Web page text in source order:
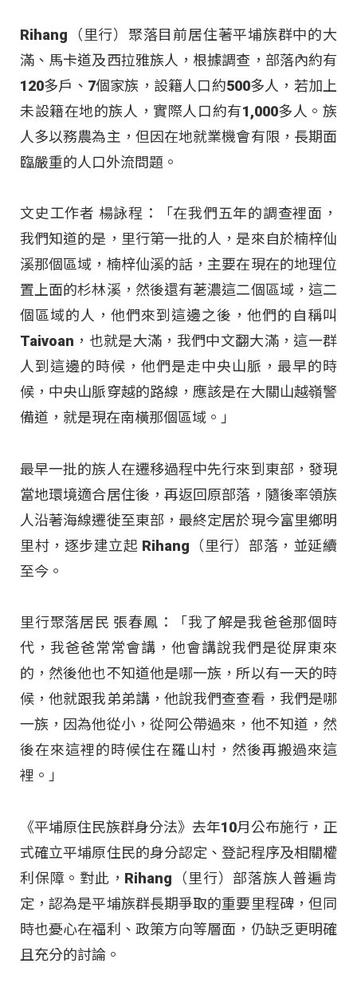
Rihang（里行）聚落目前居住著平埔族群中的大
滿、馬卡道及西拉雅族人，根據調查，部落內約有
120多戶、7個家族，設籍人口約500多人，若加上
未設籍在地的族人，實際人口約有1,000多人。族
人多以務農為主，但因在地就業機會有限，長期面
臨嚴重的人口外流問題。
文史工作者 楊詠程：「在我們五年的調查裡面，
我們知道的是，里行第一批的人，是來自於楠梓仙
溪那個區域，楠梓仙溪的話，主要在現在的地理位
置上面的杉林溪，然後還有荖濃這二個區域，這二
個區域的人，他們來到這邊之後，他們的自稱叫
Taivoan，也就是大滿，我們中文翻大滿，這一群
人到這邊的時候，他們是走中央山脈，最早的時
候，中央山脈穿越的路線，應該是在大關山越嶺警
備道，就是現在南橫那個區域。」
最早一批的族人在遷移過程中先行來到東部，發現
當地環境適合居住後，再返回原部落，隨後率領族
人沿著海線遷徙至東部，最終定居於現今富里鄉明
里村，逐步建立起 Rihang（里行）部落，並延續
至今。
里行聚落居民 張春鳳：「我了解是我爸爸那個時
代，我爸爸常常會講，他會講說我們是從屏東來
的，然後他也不知道他是哪一族，所以有一天的時
候，他就跟我弟弟講，他說我們查查看，我們是哪
一族，因為他從小，從阿公帶過來，他不知道，然
後在來這裡的時候住在羅山村，然後再搬過來這
裡。」
《平埔原住民族群身分法》去年10月公布施行，正
式確立平埔原住民的身分認定、登記程序及相關權
利保障。對此，Rihang（里行）部落族人普遍肯
定，認為是平埔族群長期爭取的重要里程碑，但同
時也憂心在福利、政策方向等層面，仍缺乏更明確
且充分的討論。